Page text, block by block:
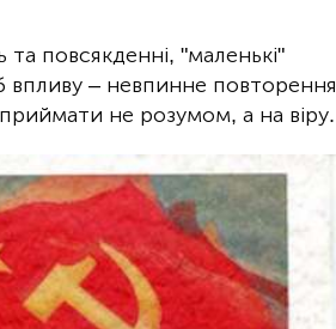
повсякденні, "маленькі"
– невпинне повторення
не розумом, а на віру.